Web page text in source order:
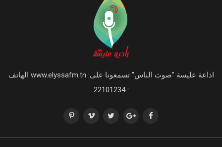
اذاعة عليسة "صوت الناس" تسمعونا على: www.elyssafm.tn الهاتف
: 22101234